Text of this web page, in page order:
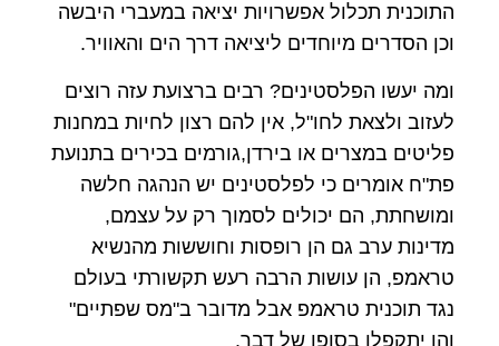
התוכנית תכלול אפשרויות יציאה במעברי היבשה
וכן הסדרים מיוחדים ליציאה דרך הים והאוויר.
ומה יעשו הפלסטינים? רבים ברצועת עזה רוצים
לעזוב ולצאת לחו"ל, אין להם רצון לחיות במחנות
פליטים במצרים או בירדן,גורמים בכירים בתנועת
פת"ח אומרים כי לפלסטינים יש הנהגה חלשה
ומושחתת, הם יכולים לסמוך רק על עצמם,
מדינות ערב גם הן רופסות וחוששות מהנשיא
טראמפ, הן עושות הרבה רעש תקשורתי בעולם
נגד תוכנית טראמפ אבל מדובר ב"מס שפתיים"
והן יתקפלו בסופו של דבר.